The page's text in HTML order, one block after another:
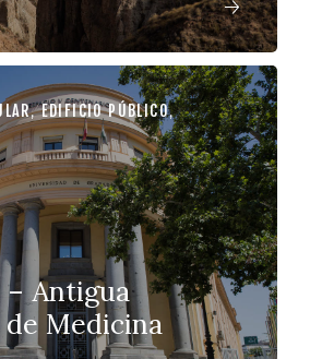
,EDIFICIO PÚBLICO,
– Antigua
de Medicina